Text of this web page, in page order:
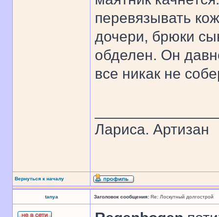
перевязывать
дочери, брюки
обделен. Он
все никак не
Лариса. Артизан
Вернуться к началу
tanya Заголовок сообщения: Re: Лоскутный долгострой